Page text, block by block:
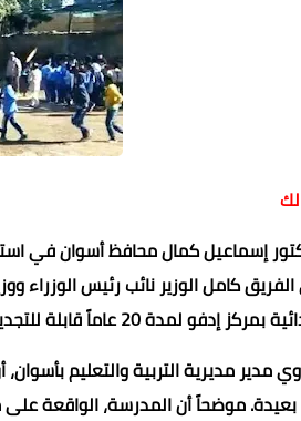
إسماعيل كمال محافظ أسوانفي
كامل الوزير نائب رئيس
إدفو لمدة 20 عاماً قابلة للتجديد.
مدير مديرية التربية والتعليم